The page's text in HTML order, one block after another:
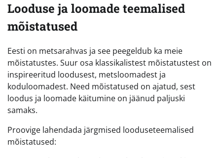
Looduse ja loomade teemalised
mõistatused
Eesti on metsarahvas ja see peegeldub ka meie
mõistatustes. Suur osa klassikalistest mõistatustest on
inspireeritud loodusest, metsloomadest ja
koduloomadest. Need mõistatused on ajatud, sest
loodus ja loomade käitumine on jäänud paljuski
samaks.
Proovige lahendada järgmised looduseteemalised
mõistatused: